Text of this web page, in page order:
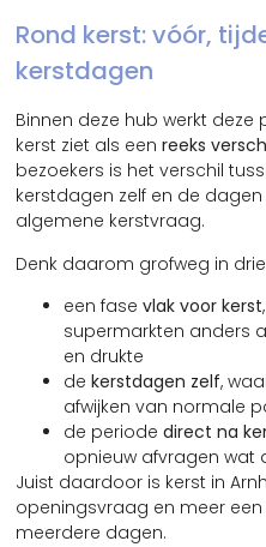
Rond kerst: vóór,
kerstdagen
Binnen deze hub werkt
kerst ziet als eenreeks
bezoekers is het verschil
kerstdagen zelf en de
algemene kerstvraag.
Denk daarom grofweg in
een fasevlak voor kerst
supermarkten anders
en drukte
dekerstdagen zelf,
afwijken van normale
de periodedirect na
opnieuw afvragen wat
Juist daardoor is kerst in
openingsvraag en meer
meerdere dagen.